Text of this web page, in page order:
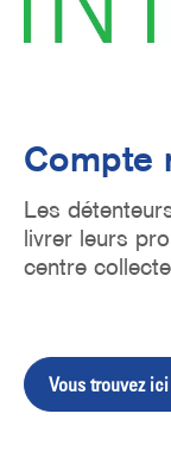
Compte
Les
livrer leurs
centre
Vous trouvez